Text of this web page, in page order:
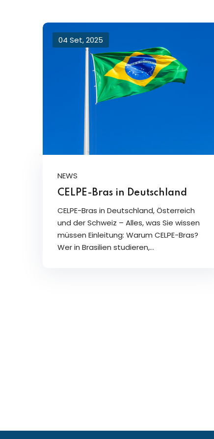
04 Set, 2025
NEWS
CELPE-Bras in Deutschland
CELPE-Bras in Deutschland, Österreich
und der Schweiz – Alles, was Sie wissen
müssen Einleitung: Warum CELPE-Bras?
Wer in Brasilien studieren,…